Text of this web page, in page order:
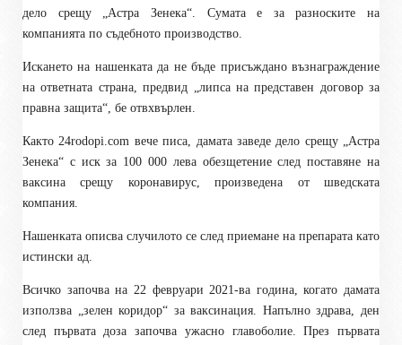
дело срещу „Астра Зенека“. Сумата е за разноските на
компанията по съдебното производство.
Искането на нашенката да не бъде присъждано възнаграждение
на ответната страна, предвид „липса на представен договор за
правна защита“, бе отвхвърлен.
Както 24rodopi.com вече писа, дамата заведе дело срещу „Астра
Зенека“ с иск за 100 000 лева обезщетение след поставяне на
ваксина срещу коронавирус, произведена от шведската
компания.
Нашенката описва случилото се след приемане на препарата като
истински ад.
Всичко започва на 22 февруари 2021-ва година, когато дамата
използва „зелен коридор“ за ваксинация. Напълно здрава, ден
след първата доза започва ужасно главоболие. През първата